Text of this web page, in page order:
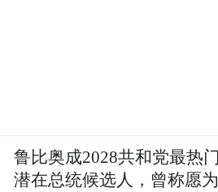
鲁比奥成2028共和党最热门
潜在总统候选人，曾称愿为